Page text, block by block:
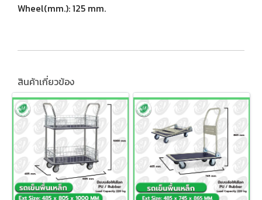
Wheel(mm.): 125 mm.
สินค้าเกี่ยวข้อง